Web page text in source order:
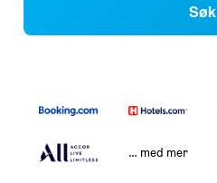
Søk
… med mer